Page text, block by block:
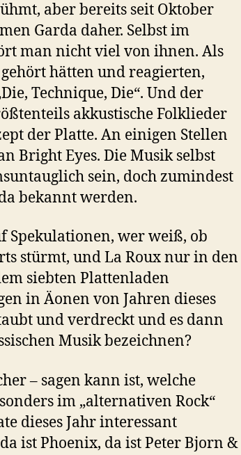
aber bereits seit Oktober
Garda daher. Selbst im
man nicht viel von ihnen. Als
hätten und reagierten,
Technique, Die“. Und der
akkustische Folklieder
der Platte. An einigen Stellen
Bright Eyes. Die Musik selbst
sein, doch zumindest
bekannt werden.
Spekulationen, wer weiß, ob
stürmt, und La Roux nur in den
siebten Plattenladen
in Äonen von Jahren dieses
und verdreckt und es dann
Musik bezeichnen?
– sagen kann ist, welche
im „alternativen Rock“
dieses Jahr interessant
ist Phoenix, da ist Peter Bjorn &